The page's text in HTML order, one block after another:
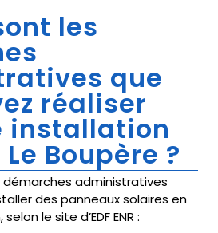
les
que
réaliser
installation
Boupère ?
démarches administratives
des panneaux solaires en
le site d’EDF ENR :